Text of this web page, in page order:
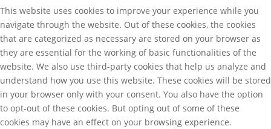
This website uses cookies to improve your experience while you
navigate through the website. Out of these cookies, the cookies
that are categorized as necessary are stored on your browser as
they are essential for the working of basic functionalities of the
website. We also use third-party cookies that help us analyze and
understand how you use this website. These cookies will be stored
in your browser only with your consent. You also have the option
to opt-out of these cookies. But opting out of some of these
cookies may have an effect on your browsing experience.